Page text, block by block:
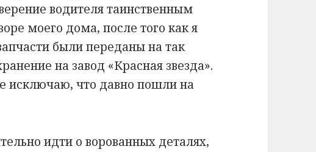
водителя таинственным
моего дома, после того как я
были переданы на так
на завод «Красная звезда».
исключаю, что давно пошли на
идти о ворованных деталях,